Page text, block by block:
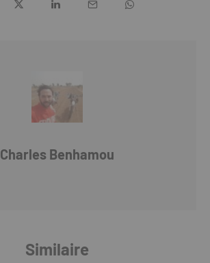
Charles Benhamou
Similaire